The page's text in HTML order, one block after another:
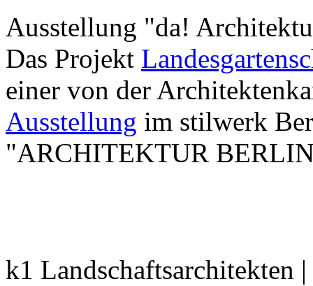
Ausstellung "da!
Das Projekt
einer von der
Ausstellung im stilwerk
"ARCHITEKTUR
k1 Landschaftsarchitekten |